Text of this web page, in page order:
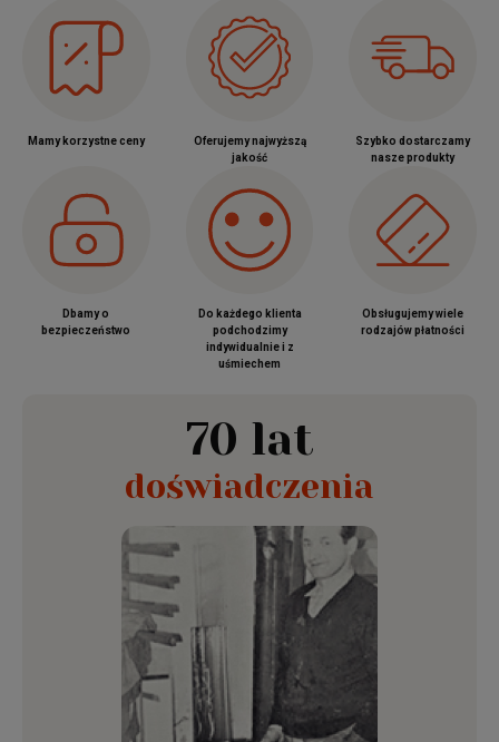
Mamy korzystne ceny
Oferujemy najwyższą
jakość
Szybko dostarczamy
nasze produkty
Dbamy o
bezpieczeństwo
Do każdego klienta
podchodzimy
indywidualnie i z
uśmiechem
Obsługujemy wiele
rodzajów płatności
70 lat
doświadczenia